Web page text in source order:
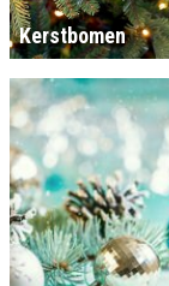
Kerstbomen